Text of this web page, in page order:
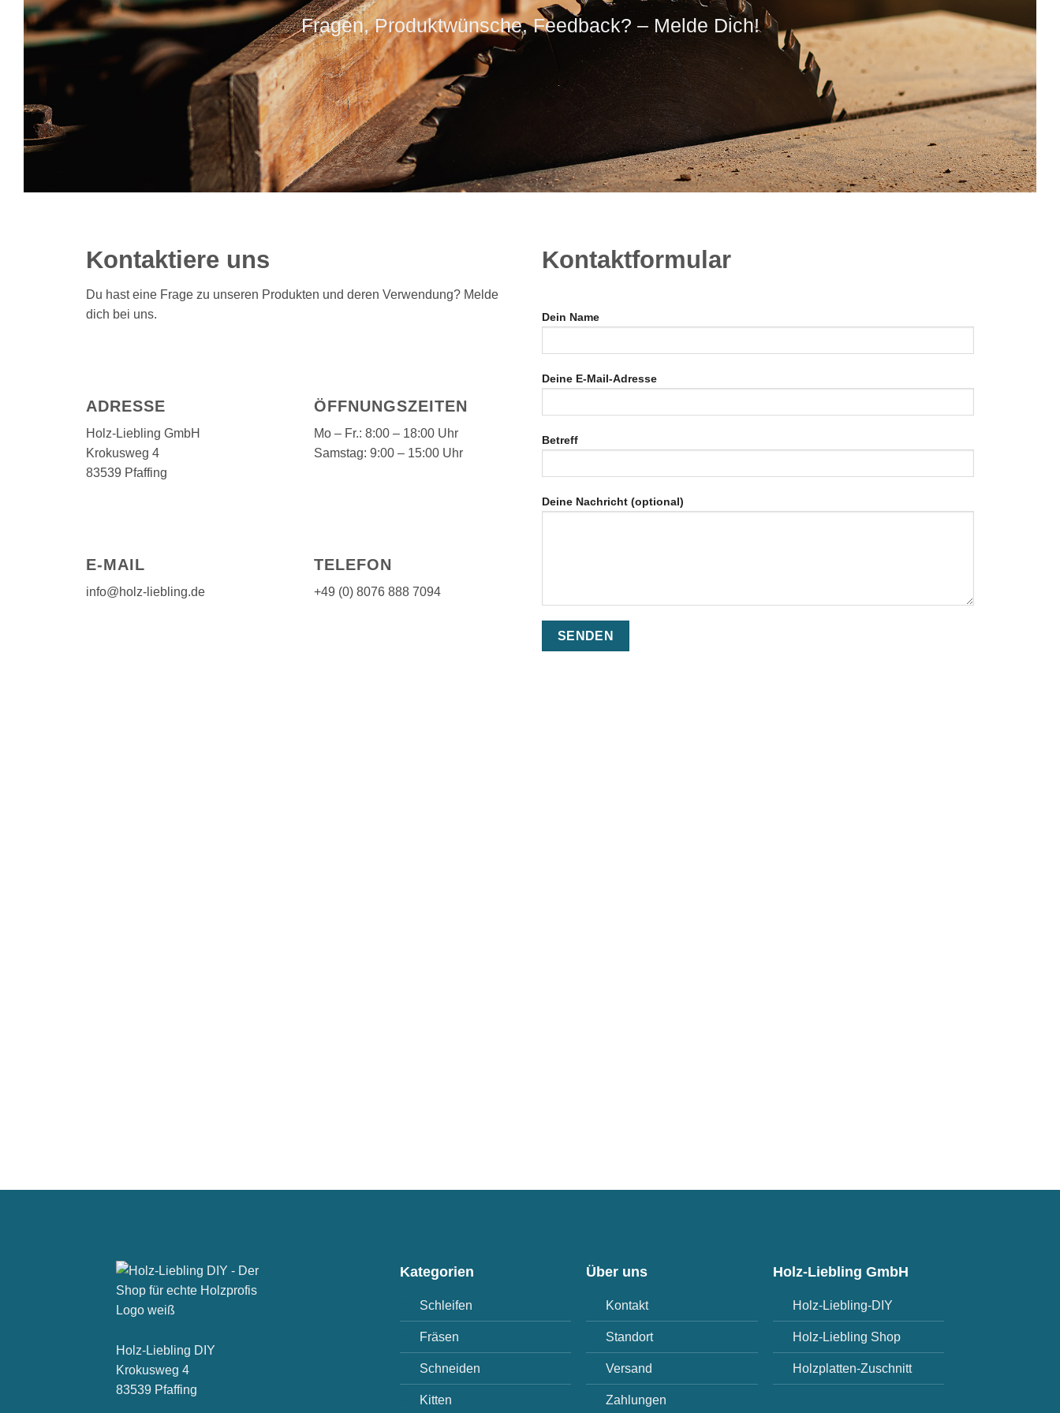
Fragen, Produktwünsche, Feedback? – Melde Dich!
Kontaktiere uns
Du hast eine Frage zu unseren Produkten und deren Verwendung? Melde
dich bei uns.
ADRESSE
Holz-Liebling GmbH
Krokusweg 4
83539 Pfaffing
ÖFFNUNGSZEITEN
Mo – Fr.: 8:00 – 18:00 Uhr
Samstag: 9:00 – 15:00 Uhr
E-MAIL
info@holz-liebling.de
TELEFON
+49 (0) 8076 888 7094
Kontaktformular
Dein Name
Deine E-Mail-Adresse
Betreff
Deine Nachricht (optional)
Holz-Liebling DIY
Krokusweg 4
83539 Pfaffing
Kategorien
Schleifen
Fräsen
Schneiden
Kitten
Über uns
Kontakt
Standort
Versand
Zahlungen
Holz-Liebling GmbH
Holz-Liebling-DIY
Holz-Liebling Shop
Holzplatten-Zuschnitt